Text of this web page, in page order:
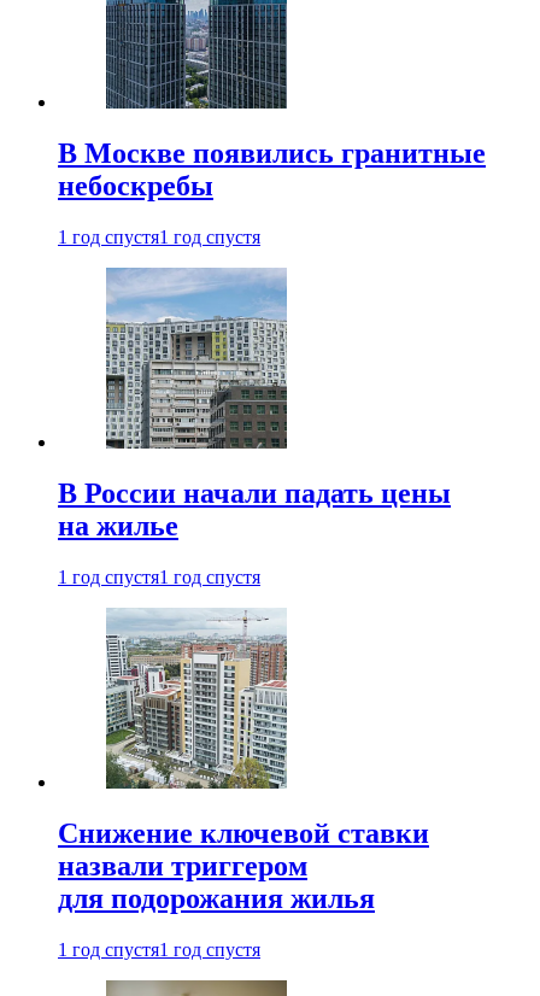
В Москве появились гранитные
небоскребы
1 год спустя1 год спустя
В России начали падать цены
на жилье
1 год спустя1 год спустя
Снижение ключевой ставки
назвали триггером
для подорожания жилья
1 год спустя1 год спустя